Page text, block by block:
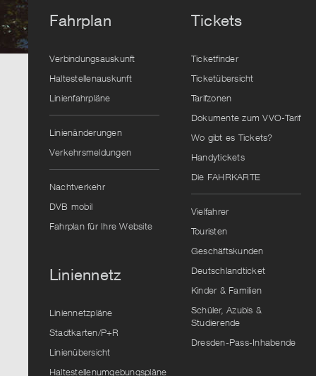
Fahrplan
Verbindungsauskunft
Haltestellenauskunft
Linienfahrpläne
Linienänderungen
Verkehrsmeldungen
Nachtverkehr
DVB mobil
Fahrplan für Ihre Website
Liniennetz
Liniennetzpläne
Stadtkarten/P+R
Linienübersicht
Haltestellenumgebungspläne
Tickets
Ticketfinder
Ticketübersicht
Tarifzonen
Dokumente zum VVO-Tarif
Wo gibt es Tickets?
Handytickets
Die FAHRKARTE
Vielfahrer
Touristen
Geschäftskunden
Deutschlandticket
Kinder & Familien
Schüler, Azubis &
Studierende
Dresden-Pass-Inhabende